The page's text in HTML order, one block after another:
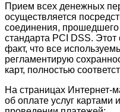
Прием всех денежных
осуществляется
соединения,
стандарта PCI DSS. Этот
факт, что все
регламентирую
карт, полностью
На страницах Интернет-
об оплате услуг картами